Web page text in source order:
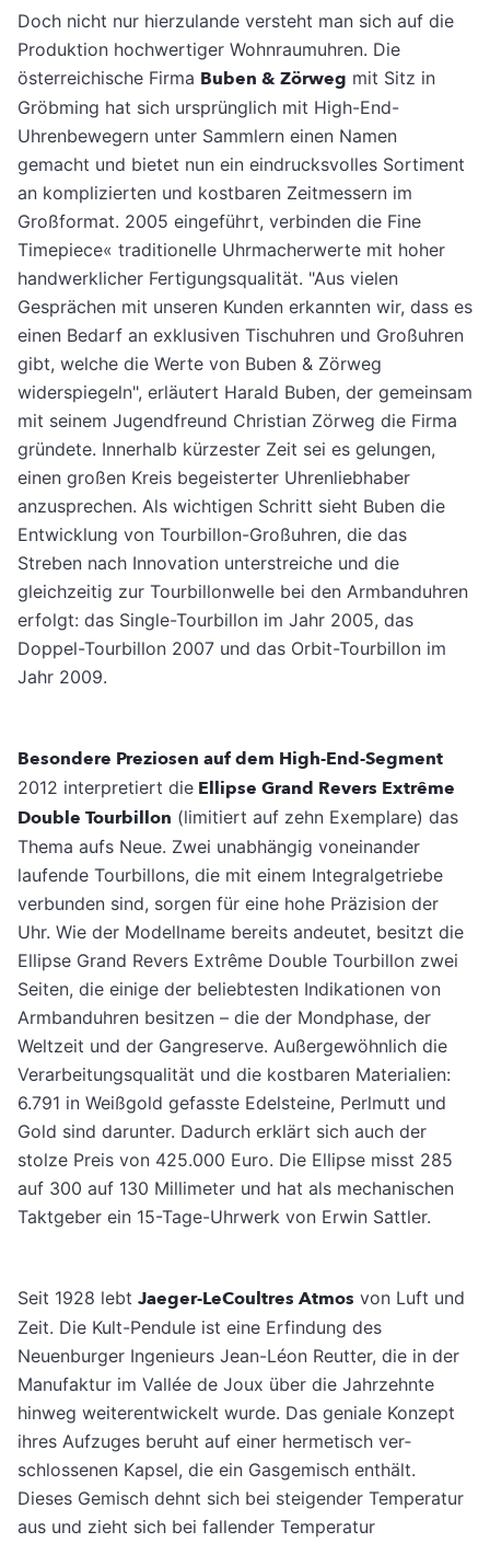
Doch nicht nur hierzulande versteht man sich auf die
Produktion hochwertiger Wohn­raumuhren. Die
österreichische Firma Buben & Zörweg mit Sitz in
Gröbming hat sich ursprünglich mit High-End-
Uhrenbewegern unter Sammlern einen Namen
gemacht und bietet nun ein eindrucksvolles Sortiment
an komplizierten und kostbaren Zeitmessern im
Großformat. 2005 eingeführt, verbinden die Fine
Timepiece« traditionelle Uhrmacher­werte mit hoher
handwerklicher Fertigungs­qualität. "Aus vielen
Gesprächen mit unseren Kunden erkannten wir, dass es
einen Bedarf an exklusiven Tischuhren und Großuhren
gibt, welche die Werte von Buben & Zörweg
widerspiegeln", erläutert Harald Buben, der gemeinsam
mit seinem Jugendfreund Christi­an Zörweg die Firma
gründete. Innerhalb kürzester Zeit sei es gelungen,
einen großen Kreis begeisterter Uhrenliebhaber
anzusprechen. Als wichtigen Schritt sieht Buben die
Entwicklung von Tourbillon-Großuhren, die das
Streben nach Innovation unterstreiche und die
gleichzeitig zur Tourbillonwelle bei den Armbanduhren
erfolgt: das Single-Tourbillon im Jahr 2005, das
Doppel-Tourbillon 2007 und das Orbit-Tourbillon im
Jahr 2009.
Besondere Preziosen auf dem High-End-Segment
2012 interpretiert die Ellipse Grand Revers Extrême
Double Tourbillon (limitiert auf zehn Exemplare) das
Thema aufs Neue. Zwei unabhängig voneinander
laufende Tourbil­lons, die mit einem Integralgetriebe
verbun­den sind, sorgen für eine hohe Präzision der
Uhr. Wie der Modellname bereits andeutet, besitzt die
Ellipse Grand Revers Extrême Double Tourbillon zwei
Seiten, die einige der beliebtesten Indikationen von
Armbanduhren besitzen – die der Mondphase, der
Weltzeit und der Gangreserve. Außergewöhnlich die
Verarbeitungsqualität und die kostbaren Ma­terialien:
6.791 in Weißgold gefasste Edelstei­ne, Perlmutt und
Gold sind darunter. Dadurch erklärt sich auch der
stolze Preis von 425.000 Euro. Die Ellipse misst 285
auf 300 auf 130 Millimeter und hat als mechanischen
Takt­geber ein 15-Tage-Uhrwerk von Erwin Sattler.
Seit 1928 lebt Jaeger-LeCoultres Atmos von Luft und
Zeit. Die Kult-Pendule ist eine Erfindung des
Neuenburger Ingenieurs Jean-Léon Reutter, die in der
Manufaktur im Vallée de Joux über die Jahrzehnte
hinweg weiter­entwickelt wurde. Das geniale Konzept
ihres Aufzuges beruht auf einer hermetisch ver­
schlossenen Kapsel, die ein Gasgemisch ent­hält.
Dieses Gemisch dehnt sich bei steigender Temperatur
aus und zieht sich bei fallender Temperatur